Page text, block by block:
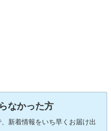
なかった方
新着情報をいち早くお届け出